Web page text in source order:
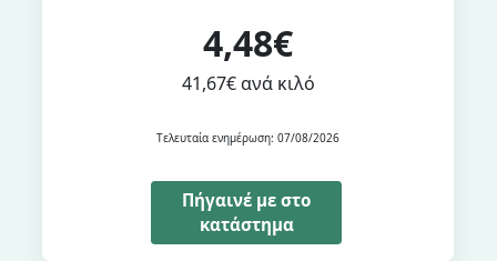
4,48€
41,67€ ανά κιλό
Τελευταία ενημέρωση: 07/08/2026
Πήγαινέ με στο
κατάστημα